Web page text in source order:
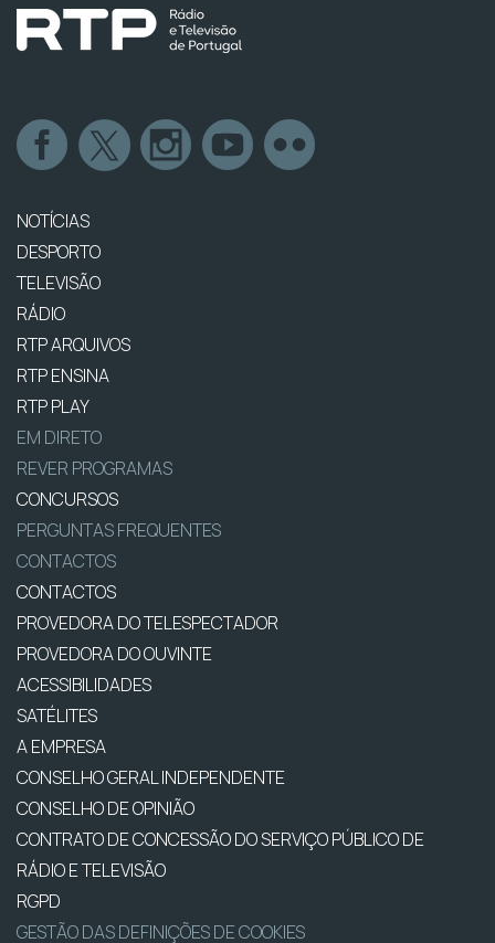
NOTÍCIAS
DESPORTO
TELEVISÃO
RÁDIO
RTP ARQUIVOS
RTP ENSINA
RTP PLAY
EM DIRETO
REVER PROGRAMAS
CONCURSOS
PERGUNTAS FREQUENTES
CONTACTOS
CONTACTOS
PROVEDORA DO TELESPECTADOR
PROVEDORA DO OUVINTE
ACESSIBILIDADES
SATÉLITES
A EMPRESA
CONSELHO GERAL INDEPENDENTE
CONSELHO DE OPINIÃO
CONTRATO DE CONCESSÃO DO SERVIÇO PÚBLICO DE
RÁDIO E TELEVISÃO
RGPD
GESTÃO DAS DEFINIÇÕES DE COOKIES